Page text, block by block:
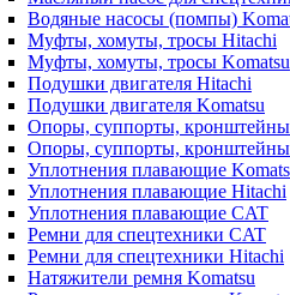
Водяные насосы (помпы)
Муфты, хомуты, тросы Hitachi
Муфты, хомуты, тросы Komatsu
Подушки двигателя Hitachi
Подушки двигателя Komatsu
Опоры, суппорты,
Опоры, суппорты, кронштейны
Уплотнения плавающие
Уплотнения плавающие Hitachi
Уплотнения плавающие CAT
Ремни для спецтехники CAT
Ремни для спецтехники Hitachi
Натяжители ремня Komatsu